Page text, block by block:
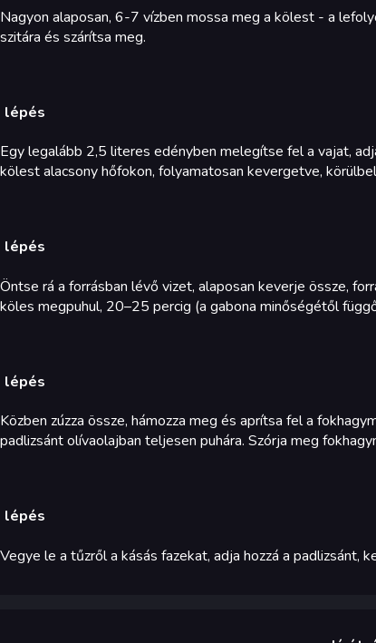
Nagyon alaposan, 6-7 vízben mossa meg a kölest - a
szitára és szárítsa meg.
lépés
Egy legalább 2,5 literes edényben melegítse fel a vajat,
kölest alacsony hőfokon, folyamatosan kevergetve,
lépés
Öntse rá a forrásban lévő vizet, alaposan keverje össze,
köles megpuhul, 20–25 percig (a gabona minőségétől
lépés
Közben zúzza össze, hámozza meg és aprítsa fel a
padlizsánt olívaolajban teljesen puhára. Szórja meg
lépés
Vegye le a tűzről a kásás fazekat, adja hozzá a padlizsánt,